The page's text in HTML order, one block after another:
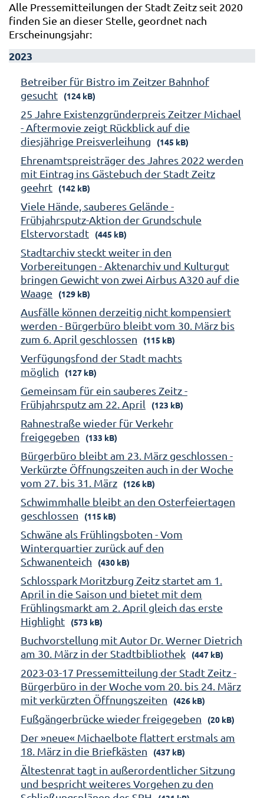
Alle Pressemitteilungen der Stadt Zeitz seit 2020
finden Sie an dieser Stelle, geordnet nach
Erscheinungsjahr:
2023
Betreiber für Bistro im Zeitzer Bahnhof
gesucht
(124 kB)
25 Jahre Existenzgründerpreis Zeitzer Michael
- Aftermovie zeigt Rückblick auf die
diesjährige Preisverleihung
(145 kB)
Ehrenamtspreisträger des Jahres 2022 werden
mit Eintrag ins Gästebuch der Stadt Zeitz
geehrt
(142 kB)
Viele Hände, sauberes Gelände -
Frühjahrsputz-Aktion der Grundschule
Elstervorstadt
(445 kB)
Stadtarchiv steckt weiter in den
Vorbereitungen - Aktenarchiv und Kulturgut
bringen Gewicht von zwei Airbus A320 auf die
Waage
(129 kB)
Ausfälle können derzeitig nicht kompensiert
werden - Bürgerbüro bleibt vom 30. März bis
zum 6. April geschlossen
(115 kB)
Verfügungsfond der Stadt machts
möglich
(127 kB)
Gemeinsam für ein sauberes Zeitz -
Frühjahrsputz am 22. April
(123 kB)
Rahnestraße wieder für Verkehr
freigegeben
(133 kB)
Bürgerbüro bleibt am 23. März geschlossen -
Verkürzte Öffnungszeiten auch in der Woche
vom 27. bis 31. März
(126 kB)
Schwimmhalle bleibt an den Osterfeiertagen
geschlossen
(115 kB)
Schwäne als Frühlingsboten - Vom
Winterquartier zurück auf den
Schwanenteich
(430 kB)
Schlosspark Moritzburg Zeitz startet am 1.
April in die Saison und bietet mit dem
Frühlingsmarkt am 2. April gleich das erste
Highlight
(573 kB)
Buchvorstellung mit Autor Dr. Werner Dietrich
am 30. März in der Stadtbibliothek
(447 kB)
2023-03-17 Pressemitteilung der Stadt Zeitz -
Bürgerbüro in der Woche vom 20. bis 24. März
mit verkürzten Öffnungszeiten
(426 kB)
Fußgängerbrücke wieder freigegeben (20 kB)
Der »neue« Michaelbote flattert erstmals am
18. März in die Briefkästen
(437 kB)
Ältestenrat tagt in außerordentlicher Sitzung
und bespricht weiteres Vorgehen zu den